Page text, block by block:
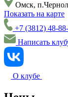
Омск,
Показать на карте
+7 (3812) 48-
Написать
О клубе